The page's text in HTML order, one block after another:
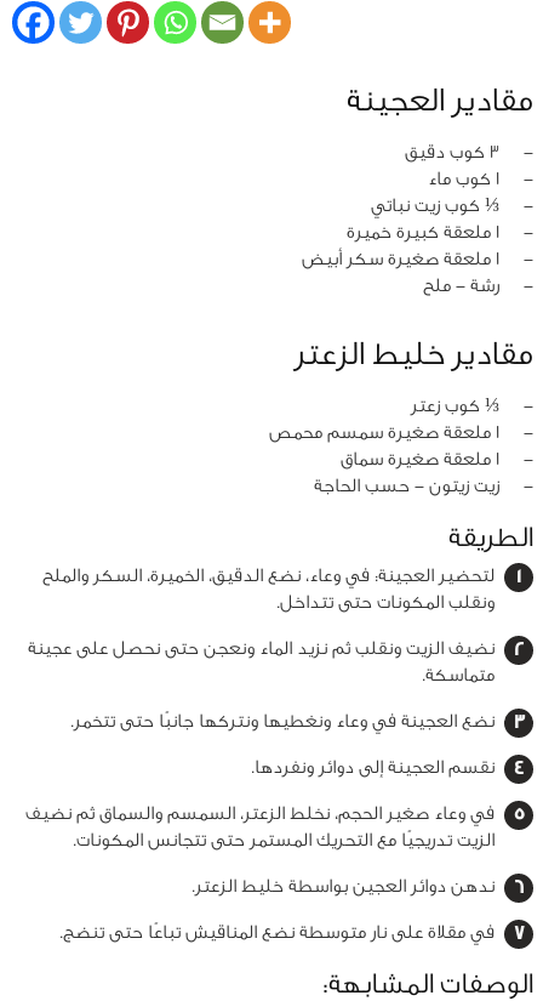
مقادير العجينة
‏-
3 كوب دقيق
‏-
1 كوب ماء
‏-
⅓ كوب زيت نباتي
‏-
1 ملعقة كبيرة خميرة
‏-
1 ملعقة صغيرة سكر أبيض
‏-
رشة - ملح
مقادير خليط الزعتر
‏-
⅓ كوب زعتر
‏-
1 ملعقة صغيرة سمسم محمص
‏-
1 ملعقة صغيرة سماق
‏-
زيت زيتون - حسب الحاجة
الطريقة
لتحضير العجينة: في وعاء، نضع الدقيق، الخميرة، السكر والملح
ونقلب المكونات حتى تتداخل.
نضيف الزيت ونقلب ثم نزيد الماء ونعجن حتى نحصل على عجينة
متماسكة.
نضع العجينة في وعاء ونغطيها ونتركها جانبًا حتى تتخمر.
نقسم العجينة إلى دوائر ونفردها.
في وعاء صغير الحجم، نخلط الزعتر، السمسم والسماق ثم نضيف
الزيت تدريجيًا مع التحريك المستمر حتى تتجانس المكونات.
ندهن دوائر العجين بواسطة خليط الزعتر.
في مقلاة على نار متوسطة نضع المناقيش تباعًا حتى تنضج.
الوصفات المشابهة: